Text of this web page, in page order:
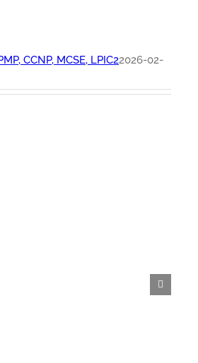
CCNP, MCSE, LPIC22026-02-